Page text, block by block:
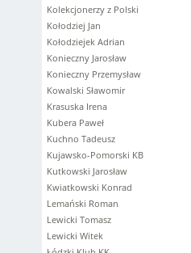
Kolekcjonerzy z Polski
Kołodziej Jan
Kołodziejek Adrian
Konieczny Jarosław
Konieczny Przemysław
Kowalski Sławomir
Krasuska Irena
Kubera Paweł
Kuchno Tadeusz
Kujawsko-Pomorski KB
Kutkowski Jarosław
Kwiatkowski Konrad
Lemański Roman
Lewicki Tomasz
Lewicki Witek